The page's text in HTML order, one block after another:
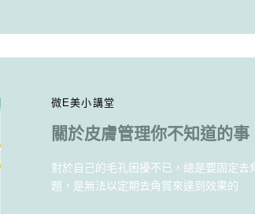
微E美小講堂
關於皮膚管理你不知道的
對於自己的毛孔困擾不已，總是要固定
題，是無法以定期去角質來達到效果的